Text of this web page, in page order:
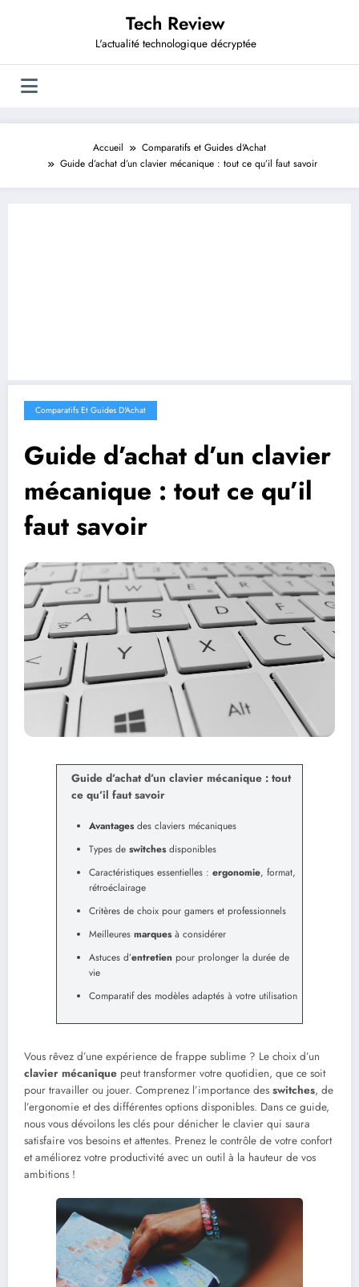
Tech Review
L'actualité technologique décryptée
Accueil
Comparatifs et Guides d'Achat
Guide d’achat d’un clavier mécanique : tout ce qu’il faut savoir
Comparatifs Et Guides D'Achat
Guide d’achat d’un clavier
mécanique : tout ce qu’il
faut savoir
Guide d’achat d’un clavier mécanique : tout
ce qu’il faut savoir
Avantagesdes claviers mécaniques
Types de switchesdisponibles
Caractéristiques essentielles : ergonomie, format,
rétroéclairage
Critères de choix pour gamers et professionnels
Meilleures marquesà considérer
Astuces d’entretien pour prolonger la durée de
vie
Comparatif des modèles adaptés à votre utilisation
Vous rêvez d’une expérience de frappe sublime ? Le choix d’un
clavier mécanique peut transformer votre quotidien, que ce soit
pour travailler ou jouer. Comprenez l’importance des switches, de
l’ergonomie et des différentes options disponibles. Dans ce guide,
nous vous dévoilons les clés pour dénicher le clavier qui saura
satisfaire vos besoins et attentes. Prenez le contrôle de votre confort
et améliorez votre productivité avec un outil à la hauteur de vos
ambitions !